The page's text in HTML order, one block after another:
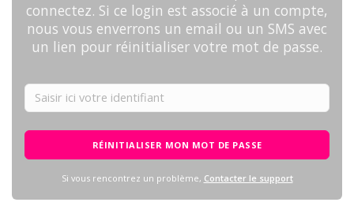
connectez. Si ce login est associé à un compte,
nous vous enverrons un email ou un SMS avec
un lien pour réinitialiser votre mot de passe.
RÉINITIALISER MON MOT DE PASSE
Si vous rencontrez un problème, Contacter le support